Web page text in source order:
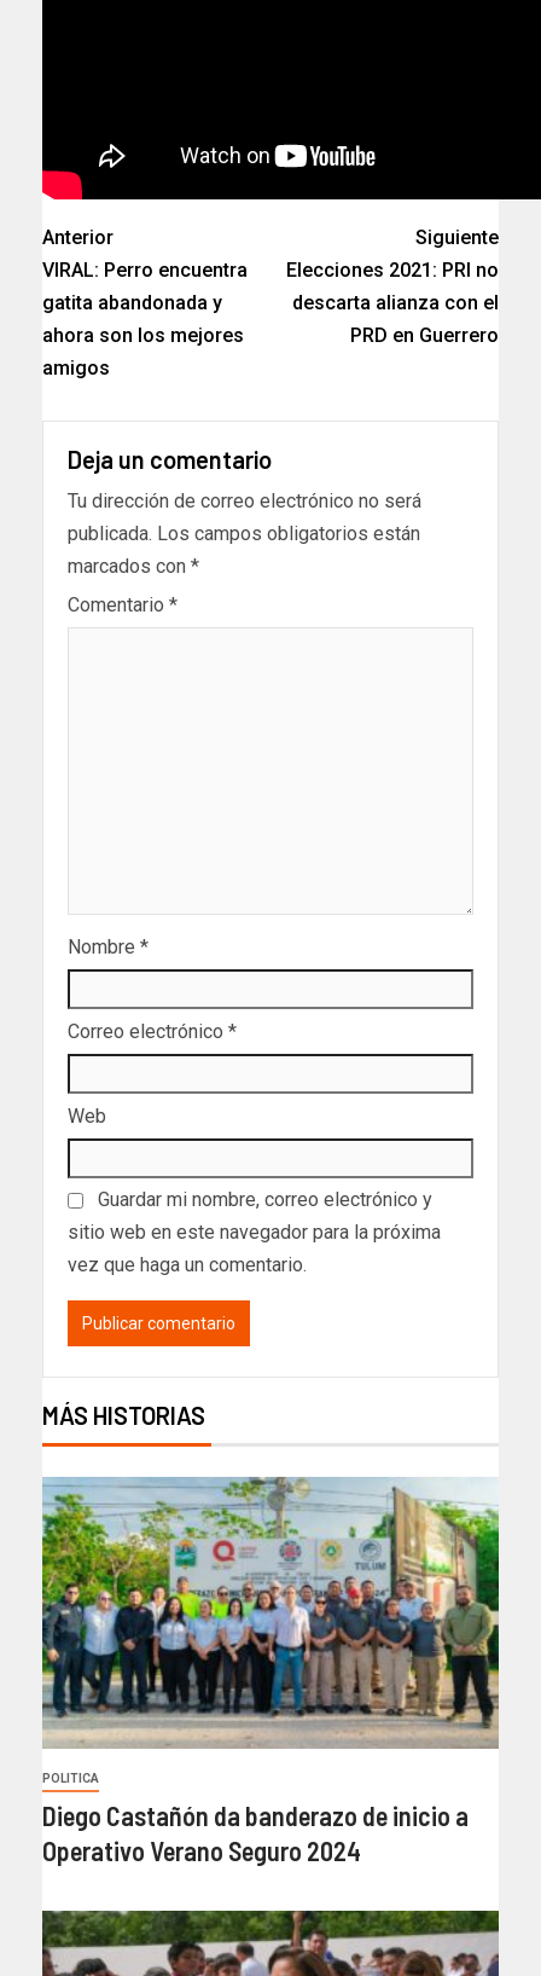
Anterior
VIRAL: Perro encuentra
gatita abandonada y
ahora son los mejores
amigos
Siguiente
Elecciones 2021: PRI no
descarta alianza con el
PRD en Guerrero
Deja un comentario
Tu dirección de correo electrónico no será
publicada. Los campos obligatorios están
marcados con *
Comentario *
Nombre *
Correo electrónico *
Web
Guardar mi nombre, correo electrónico y
sitio web en este navegador para la próxima
vez que haga un comentario.
MÁS HISTORIAS
POLITICA
Diego Castañón da banderazo de inicio a
Operativo Verano Seguro 2024